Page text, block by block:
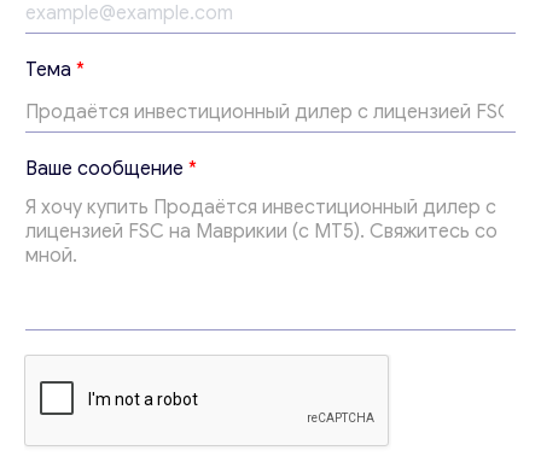
В
а
ш
е
В
а
ш
е
*
Тема *
Ваше сообщение *